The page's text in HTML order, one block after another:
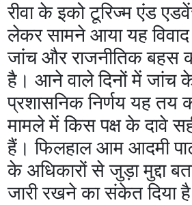
रीवा के इको टूरिज्म एंड
लेकर सामने आया यह
जांच और राजनीतिक बहस
है। आने वाले दिनों में जांच
प्रशासनिक निर्णय यह तय
मामले में किस पक्ष के दावे
हैं। फिलहाल आम आदमी
के अधिकारों से जुड़ा मुद्दा
जारी रखने का संकेत दिया